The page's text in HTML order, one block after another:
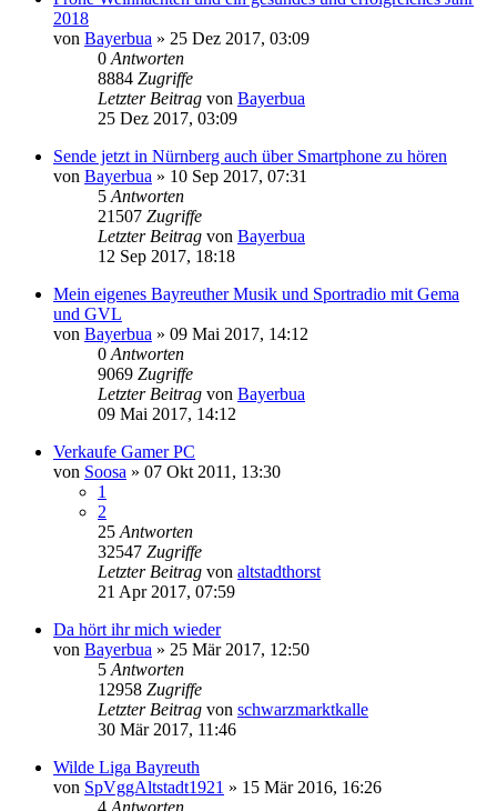
2018
von Bayerbua » 25 Dez 2017, 03:09
0 Antworten
8884 Zugriffe
Letzter Beitrag von Bayerbua
25 Dez 2017, 03:09
Sende jetzt in Nürnberg auch über Smartphone zu hören
von Bayerbua » 10 Sep 2017, 07:31
5 Antworten
21507 Zugriffe
Letzter Beitrag von Bayerbua
12 Sep 2017, 18:18
Mein eigenes Bayreuther Musik und Sportradio mit Gema
und GVL
von Bayerbua » 09 Mai 2017, 14:12
0 Antworten
9069 Zugriffe
Letzter Beitrag von Bayerbua
09 Mai 2017, 14:12
Verkaufe Gamer PC
von Soosa » 07 Okt 2011, 13:30
1
2
25 Antworten
32547 Zugriffe
Letzter Beitrag von altstadthorst
21 Apr 2017, 07:59
Da hört ihr mich wieder
von Bayerbua » 25 Mär 2017, 12:50
5 Antworten
12958 Zugriffe
Letzter Beitrag von schwarzmarktkalle
30 Mär 2017, 11:46
Wilde Liga Bayreuth
von SpVggAltstadt1921 » 15 Mär 2016, 16:26
4 Antworten